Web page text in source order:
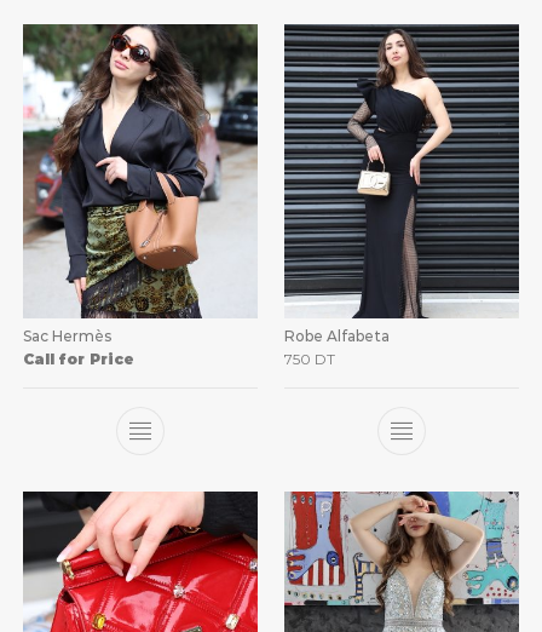
Sac Hermès
Call for Price
Robe Alfabeta
750 DT